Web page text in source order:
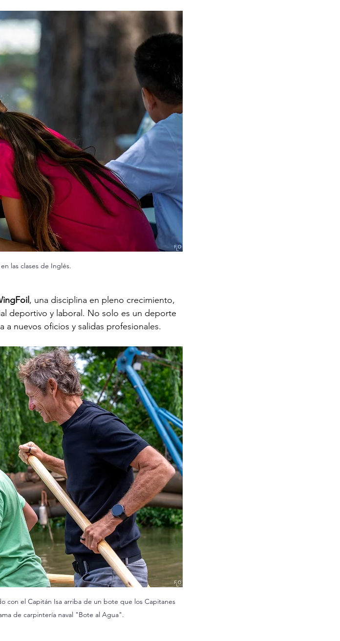
las clases de Inglés.
, una disciplina en pleno crecimiento,
deportivo y laboral. No solo es un deporte
nuevos oficios y salidas profesionales.
con el Capitán Isa arriba de un bote que los Capitanes
de carpintería naval "Bote al Agua".